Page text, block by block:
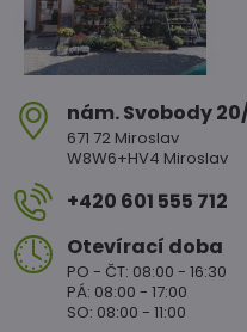
nám​. Svobody
671 72 Miroslav
W8W6+HV4 Miroslav
+420 601 555 712
Otevírací doba
PO - ČT: 08:00 - 16:30
PÁ: 08:00 - 17:00
SO: 08:00 - 11:00